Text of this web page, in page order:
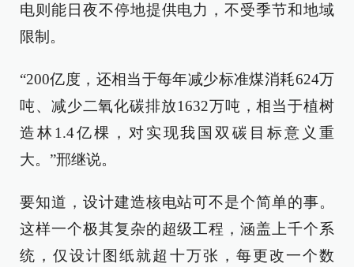
电则能日夜不停地提供电力，不受季节和地域
限制。
“200亿度，还相当于每年减少标准煤消耗624万
吨、减少二氧化碳排放1632万吨，相当于植树
造林1.4亿棵，对实现我国双碳目标意义重
大。”邢继说。
要知道，设计建造核电站可不是个简单的事。
这样一个极其复杂的超级工程，涵盖上千个系
统，仅设计图纸就超十万张，每更改一个数